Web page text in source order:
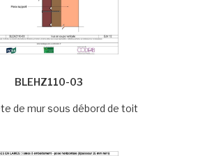
BLEHZ110-03
de mur sous débord de toit